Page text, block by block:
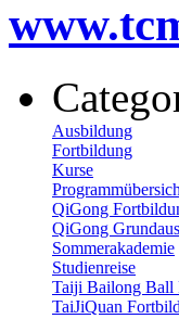
Ausbildung
Fortbildung
Kurse
QiGong
QiGong
Sommerakademie
Studienreise
Taiji Bailong Ball
TaiJiQuan